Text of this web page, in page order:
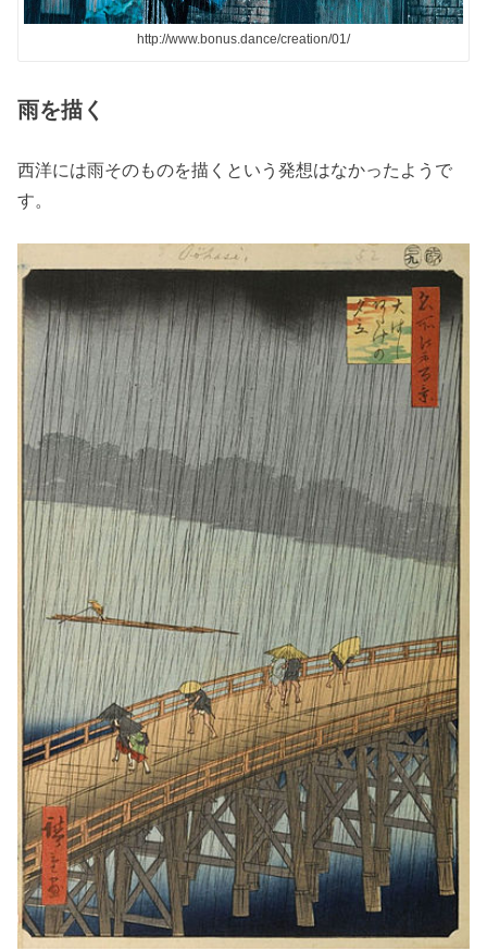
http://www.bonus.dance/creation/01/
雨を描く
西洋には雨そのものを描くという発想はなかったようで
す。